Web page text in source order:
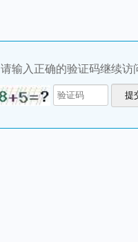
请输入正确的验证码继续访